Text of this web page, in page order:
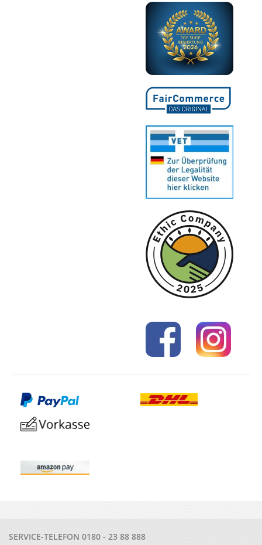
SERVICE-TELEFON 0180 - 23 88 888